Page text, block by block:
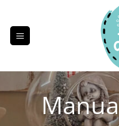
contenido